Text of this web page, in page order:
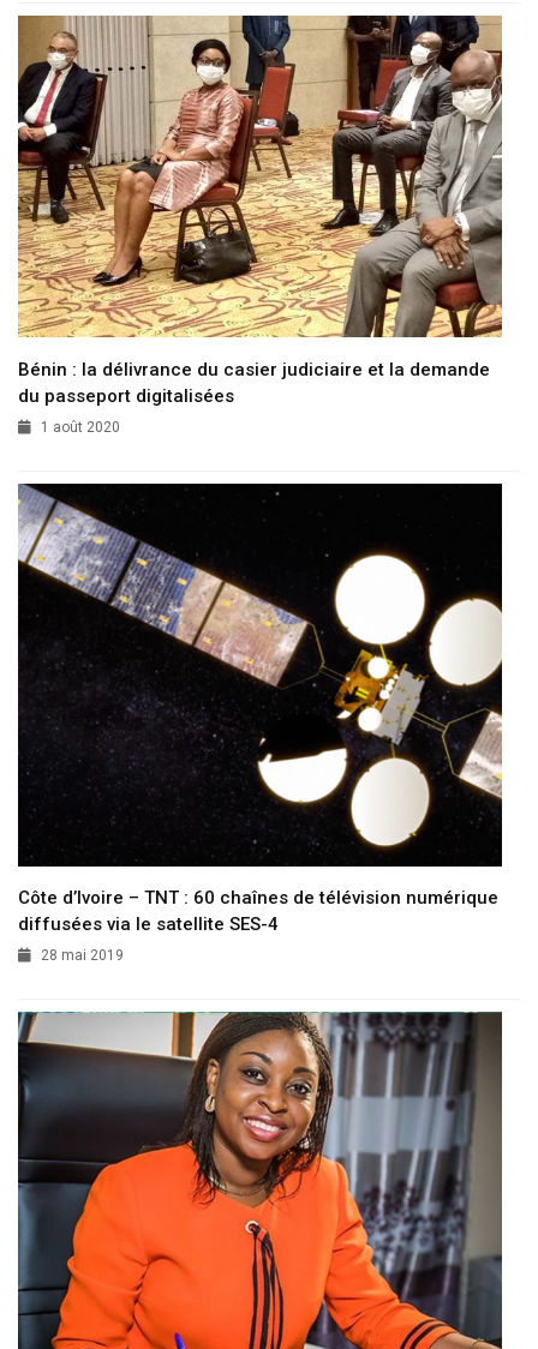
Bénin : la délivrance du casier judiciaire et la demande
du passeport digitalisées
1 août 2020
Côte d’Ivoire – TNT : 60 chaînes de télévision numérique
diffusées via le satellite SES-4
28 mai 2019